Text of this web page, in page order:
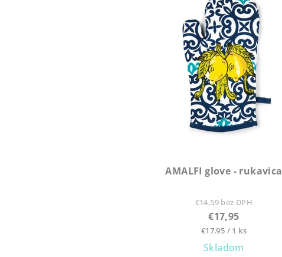
AMALFI glove - rukavica
€14,59 bez DPH
€17,95
Jednotková
cena:
€17,95 / 1 ks
Skladom